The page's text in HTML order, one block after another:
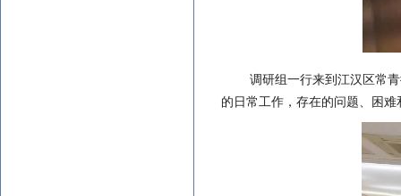
调研组一行来到江汉区常
的日常工作，存在的问题、困